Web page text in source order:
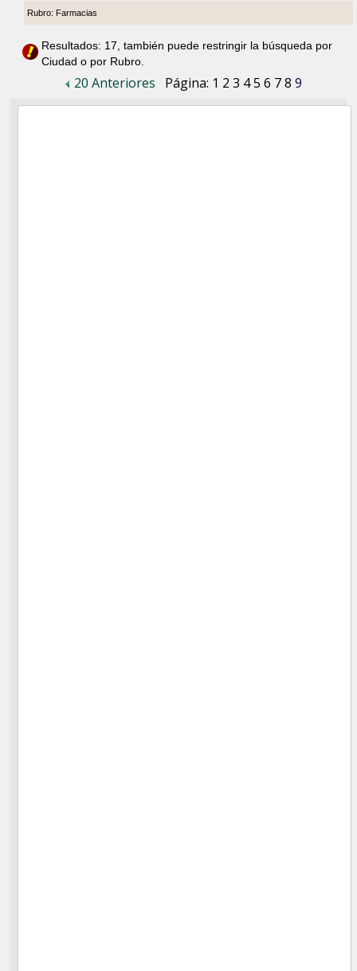
Rubro: Farmacias
Resultados: 17, también puede restringir la búsqueda por
Ciudad o por Rubro.
20 Anteriores Página: 1 2 3 45 6 78 9